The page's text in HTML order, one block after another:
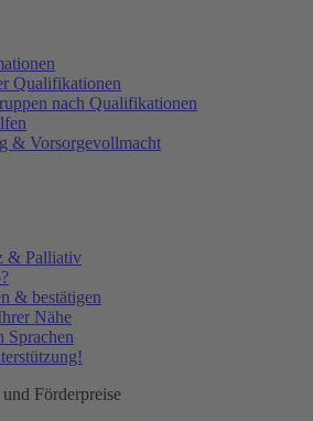
Qualifikationen
nach Qualifikationen
& Vorsorgevollmacht
& Palliativ
& bestätigen
Nähe
Sprachen
Förderpreise